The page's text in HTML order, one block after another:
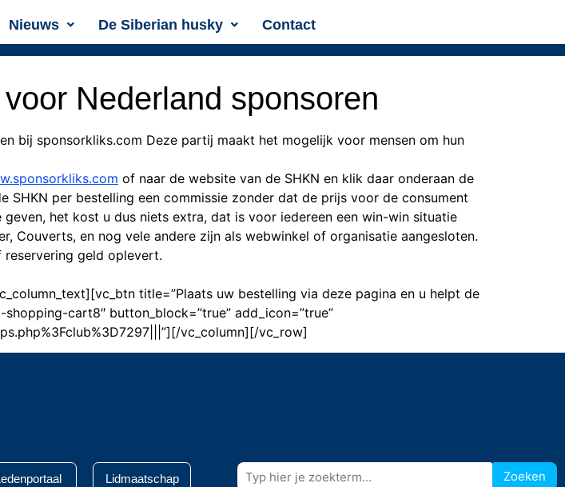
Nieuws De Siberian husky Contact
Nederland sponsoren
bij sponsorkliks.com Deze partij maakt het mogelijk voor mensen om hun
of naar de website van de SHKN en klik daar onderaan de
SHKN per bestelling een commissie zonder dat de prijs voor de consument
het kost u dus niets extra, dat is voor iedereen een win-win situatie
Couverts, en nog vele andere zijn als webwinkel of organisatie aangesloten.
geld oplevert.
title=”Plaats uw bestelling via deze pagina en u helpt de
shopping-cart8″ button_block=”true” add_icon=”true”
vc_column][/vc_row]
Lidmaatschap Zoeken